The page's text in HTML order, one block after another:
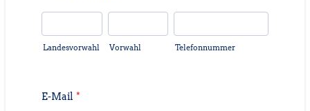
Landesvorwahl Vorwahl Telefonnummer
E-Mail *